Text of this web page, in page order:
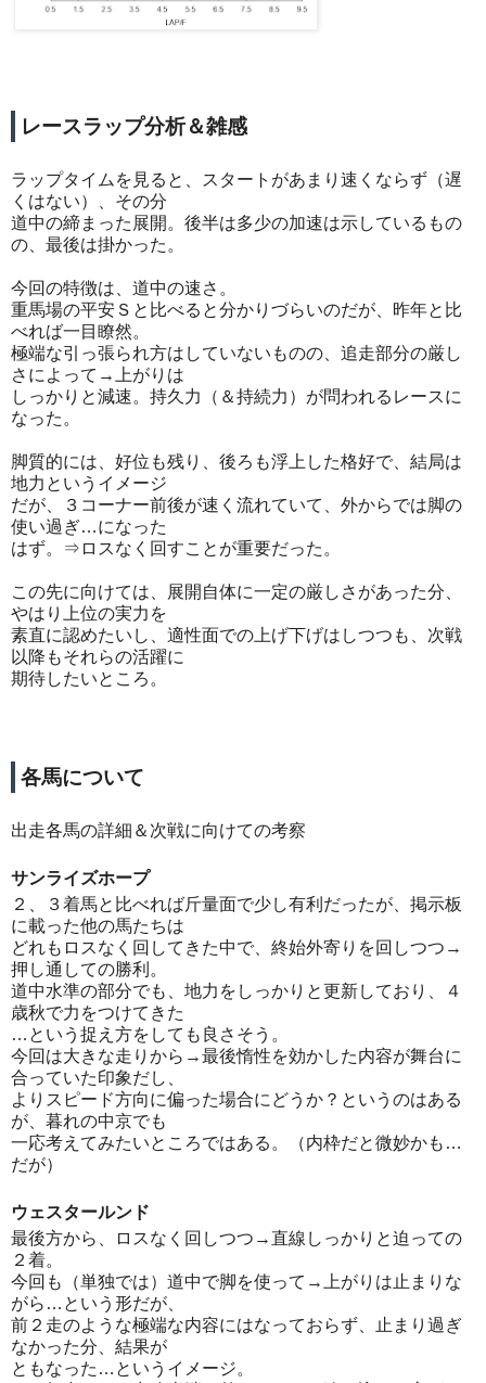
レースラップ分析＆雑感
ラップタイムを見ると、スタートがあまり速くならず（遅
くはない）、その分
道中の締まった展開。後半は多少の加速は示しているもの
の、最後は掛かった。
今回の特徴は、道中の速さ。
重馬場の平安Ｓと比べると分かりづらいのだが、昨年と比
べれば一目瞭然。
極端な引っ張られ方はしていないものの、追走部分の厳し
さによって→上がりは
しっかりと減速。持久力（＆持続力）が問われるレースに
なった。
脚質的には、好位も残り、後ろも浮上した格好で、結局は
地力というイメージ
だが、３コーナー前後が速く流れていて、外からでは脚の
使い過ぎ…になった
はず。⇒ロスなく回すことが重要だった。
この先に向けては、展開自体に一定の厳しさがあった分、
やはり上位の実力を
素直に認めたいし、適性面での上げ下げはしつつも、次戦
以降もそれらの活躍に
期待したいところ。
各馬について
出走各馬の詳細＆次戦に向けての考察
サンライズホープ
２、３着馬と比べれば斤量面で少し有利だったが、掲示板
に載った他の馬たちは
どれもロスなく回してきた中で、終始外寄りを回しつつ→
押し通しての勝利。
道中水準の部分でも、地力をしっかりと更新しており、４
歳秋で力をつけてきた
…という捉え方をしても良さそう。
今回は大きな走りから→最後惰性を効かした内容が舞台に
合っていた印象だし、
よりスピード方向に偏った場合にどうか？というのはある
が、暮れの中京でも
一応考えてみたいところではある。（内枠だと微妙かも…
だが）
ウェスタールンド
最後方から、ロスなく回しつつ→直線しっかりと迫っての
２着。
今回も（単独では）道中で脚を使って→上がりは止まりな
がら…という形だが、
前２走のような極端な内容にはなっておらず、止まり過ぎ
なかった分、結果が
ともなった…というイメージ。